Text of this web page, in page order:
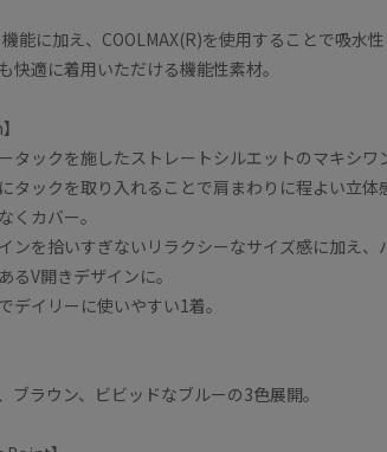
能に加え、COOLMAX(R)を使用することで吸水
快適に着用いただける機能性素材。
タックを施したストレートシルエットのマキシワ
タックを取り入れることで肩まわりに程よい立体
くカバー。
ンを拾いすぎないリラクシーなサイズ感に加え、
るV開きデザインに。
デイリーに使いやすい1着。
ブラウン、ビビッドなブルーの3色展開。